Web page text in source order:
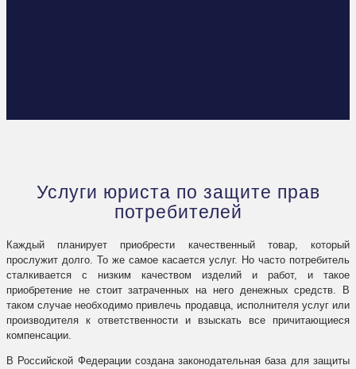
Услуги юриста по защите прав
потребителей
Каждый планирует приобрести качественный товар, который
прослужит долго. То же самое касается услуг. Но часто потребитель
сталкивается с низким качеством изделий и работ, и такое
приобретение не стоит затраченных на него денежных средств. В
таком случае необходимо привлечь продавца, исполнителя услуг или
производителя к ответственности и взыскать все причитающиеся
компенсации.
В Российской Федерации создана законодательная база для защиты